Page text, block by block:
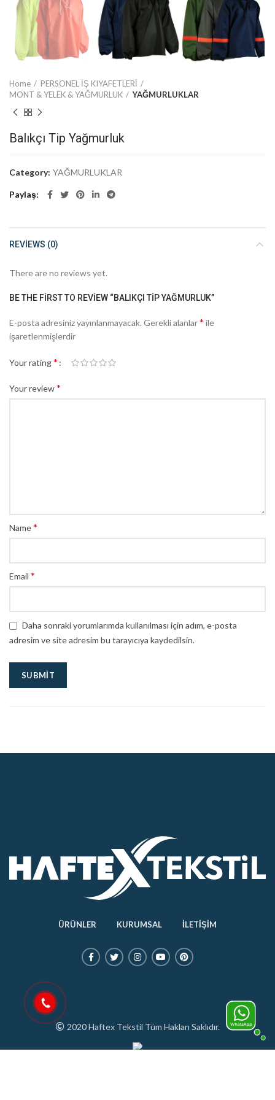
Home
PERSONEL İŞ KIYAFETLERİ
MONT & YELEK & YAĞMURLUK
YAĞMURLUKLAR
Balıkçı Tip Yağmurluk
Category: YAĞMURLUKLAR
Paylaş
REVIEWS (0)
There are no reviews yet.
BE THE FIRST TO REVIEW “BALIKÇI TIP YAĞMURLUK”
E-posta adresiniz yayınlanmayacak. Gerekli alanlar* ile
işaretlenmişlerdir
Your rating*
Your review*
Name*
Email *
Daha sonraki yorumlarımda kullanılması için adım, e-posta
adresim ve site adresim bu tarayıcıya kaydedilsin.
ÜRÜNLER KURUMSAL İLETİŞİM
2020 Haftex Tekstil Tüm Hakları Saklıdır.